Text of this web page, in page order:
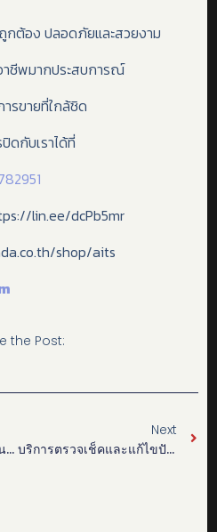
ต้อง ปลอดภัยและสวยงาม
ชีพมากประสบการณ์
รขายที่ใกล้ชิด
ดกับเราได้ที่
lin.ee/dcPb5mr
shop/aits
the Post:
การใช้งานระบบคีย์การ์ดในโรงงาน
Next
บริการตรวจเช็คและแก้ไขปัญหา WiFi ออฟฟิศ – เพิ่มประสิทธิภาพอินเทอร์เน็ตให้ไร้สะดุด